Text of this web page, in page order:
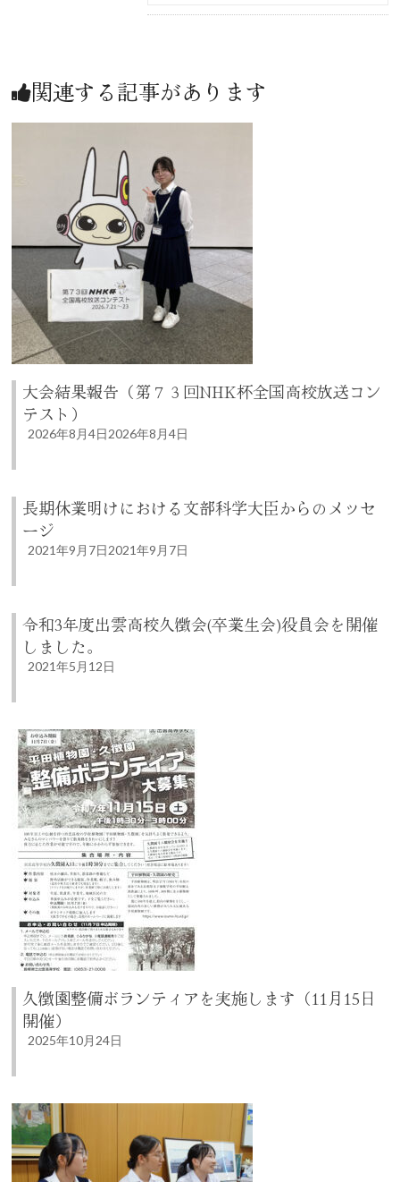
関連する記事があります
大会結果報告（第７３回NHK杯全国高校放送コン
テスト）
2026年8月4日2026年8月4日
長期休業明けにおける文部科学大臣からのメッセ
ージ
2021年9月7日2021年9月7日
令和3年度出雲高校久徴会(卒業生会)役員会を開催
しました。
2021年5月12日
久徴園整備ボランティアを実施します（11月15日
開催）
2025年10月24日